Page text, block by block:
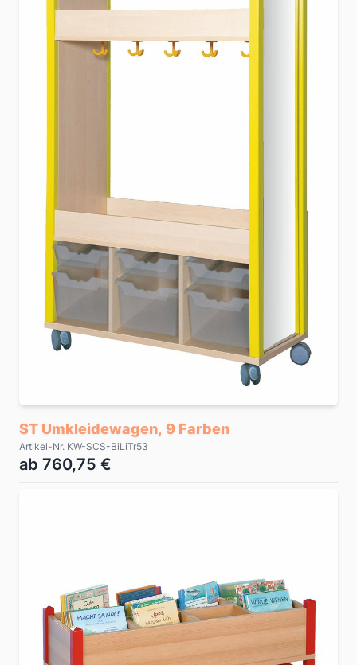
ST Umkleidewagen, 9 Farben
Artikel-Nr. KW-SCS-BiLiTr53
ab 760,75 €